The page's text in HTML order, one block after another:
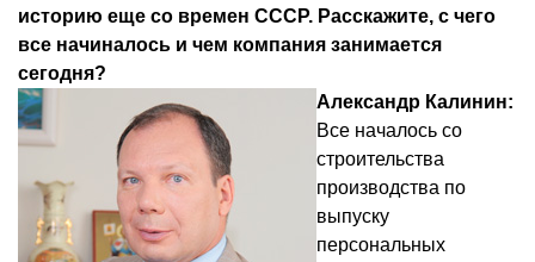
историю еще со времен СССР. Расскажите, с чего
все начиналось и чем компания занимается
сегодня?
Александр Калинин:
Все началось со
строительства
производства по
выпуску
персональных